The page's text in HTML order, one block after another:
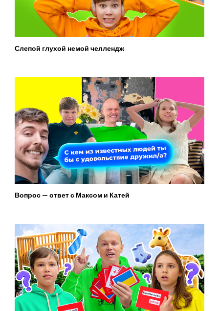
Слепой глухой немой челлендж
Вопрос — ответ с Максом и Катей